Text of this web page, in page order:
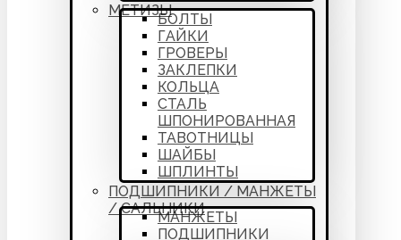
МЕТИЗЫ
БОЛТЫ
ГАЙКИ
ГРОВЕРЫ
ЗАКЛЕПКИ
КОЛЬЦА
СТАЛЬ
ШПОНИРОВАННАЯ
ТАВОТНИЦЫ
ШАЙБЫ
ШПЛИНТЫ
ПОДШИПНИКИ / МАНЖЕТЫ
/ САЛЬНИКИ
МАНЖЕТЫ
ПОДШИПНИКИ